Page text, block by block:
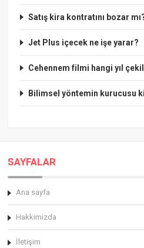
Satış kira kontratını bozar
Jet Plus içecek ne işe yarar?
Cehennem filmi hangi yıl
Bilimsel yöntemin kurucusu
SAYFALAR
Ana sayfa
Hakkimizda
İletişim